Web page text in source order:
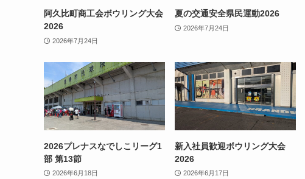
阿久比町商工会ボウリング大会
2026
2026年7月24日
夏の交通安全県民運動2026
2026年7月24日
2026プレナスなでしこリーグ1
部 第13節
2026年6月18日
新入社員歓迎ボウリング大会
2026
2026年6月17日